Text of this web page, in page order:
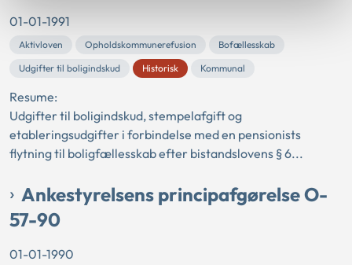
01-01-1991
Aktivloven Opholdskommunerefusion
Bofællesskab
Udgifter til boligindskud
Historisk Kommunal
Resume:
Udgifter til boligindskud, stempelafgift og
etableringsudgifter i forbindelse med en pensionists
flytning til boligfællesskab efter bistandslovens § 6...
Ankestyrelsens principafgørelse O-
57-90
01-01-1990